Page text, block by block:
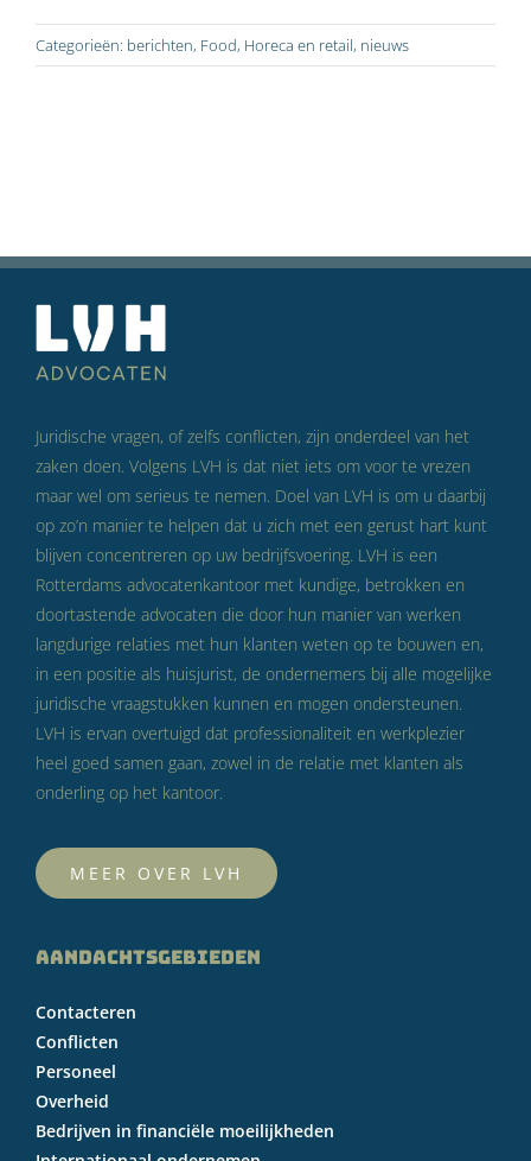
Categorieën: berichten, Food, Horeca en retail, nieuws
Juridische vragen, of zelfs conflicten, zijn onderdeel van het
zaken doen. Volgens LVH is dat niet iets om voor te vrezen
maar wel om serieus te nemen. Doel van LVH is om u daarbij
op zo’n manier te helpen dat u zich met een gerust hart kunt
blijven concentreren op uw bedrijfsvoering. LVH is een
Rotterdams advocatenkantoor met kundige, betrokken en
doortastende advocaten die door hun manier van werken
langdurige relaties met hun klanten weten op te bouwen en,
in een positie als huisjurist, de ondernemers bij alle mogelijke
juridische vraagstukken kunnen en mogen ondersteunen.
LVH is ervan overtuigd dat professionaliteit en werkplezier
heel goed samen gaan, zowel in de relatie met klanten als
onderling op het kantoor.
MEER OVER LVH
AANDACHTSGEBIEDEN
Contacteren
Conflicten
Personeel
Overheid
Bedrijven in financiële moeilijkheden